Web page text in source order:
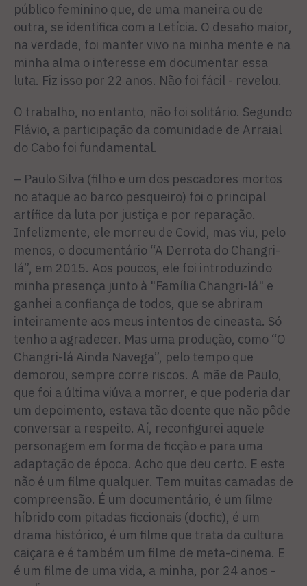
público feminino que, de uma maneira ou de
outra, se identifica com a Letícia. O desafio maior,
na verdade, foi manter vivo na minha mente e na
minha alma o interesse em documentar essa
luta. Fiz isso por 22 anos. Não foi fácil - revelou.
O trabalho, no entanto, não foi solitário. Segundo
Flávio, a participação da comunidade de Arraial
do Cabo foi fundamental.
– Paulo Silva (filho e um dos pescadores mortos
no ataque ao barco pesqueiro) foi o principal
artífice da luta por justiça e por reparação.
Infelizmente, ele morreu de Covid, mas viu, pelo
menos, o documentário “A Derrota do Changri-
lá”, em 2015. Aos poucos, ele foi introduzindo
minha presença junto à "Família Changri-lá" e
ganhei a confiança de todos, que se abriram
inteiramente aos meus intentos de cineasta. Só
tenho a agradecer. Mas uma produção, como “O
Changri-lá Ainda Navega”, pelo tempo que
demorou, sempre corre riscos. A mãe de Paulo,
que foi a última viúva a morrer, e que poderia dar
um depoimento, estava tão doente que não pôde
conversar a respeito. Aí, reconfigurei aquele
personagem em forma de ficção e para uma
adaptação de época. Acho que deu certo. E este
não é um filme qualquer. Tem muitas camadas de
compreensão. É um documentário, é um filme
híbrido com pitadas ficcionais (docfic), é um
drama histórico, é um filme que trata da cultura
caiçara e é também um filme de meta-cinema. E
é um filme de uma vida, a minha, por 24 anos -